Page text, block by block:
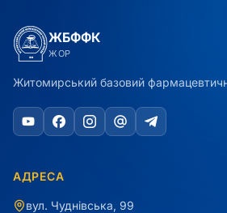
ЖБФФК
ЖОР
Житомирський базовий
АДРЕСА
вул. Чуднівська, 99